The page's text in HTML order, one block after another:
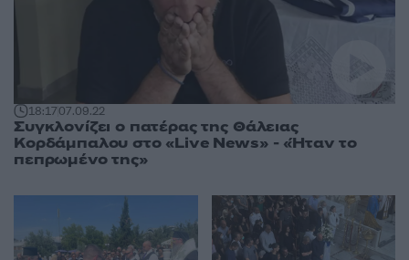
18:1707.09.22
Συγκλονίζει ο πατέρας της Θάλειας
Κορδάμπαλου στο «Live News» - «Ήταν το
πεπρωμένο της»